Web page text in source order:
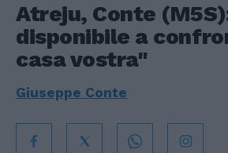
Atreju, Conte
disponibile a
casa vostra"
Giuseppe Conte